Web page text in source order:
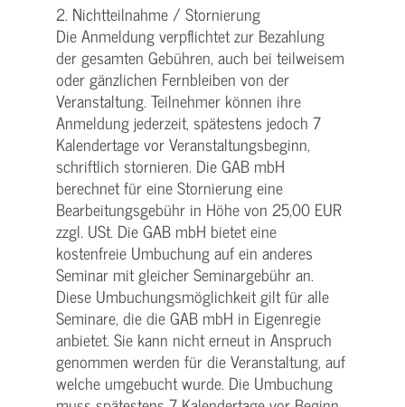
2. Nichtteilnahme / Stornierung
Die Anmeldung verpflichtet zur Bezahlung
der gesamten Gebühren, auch bei teilweisem
oder gänzlichen Fernbleiben von der
Veranstaltung. Teilnehmer können ihre
Anmeldung jederzeit, spätestens jedoch 7
Kalendertage vor Veranstaltungsbeginn,
schriftlich stornieren. Die GAB mbH
berechnet für eine Stornierung eine
Bearbeitungsgebühr in Höhe von 25,00 EUR
zzgl. USt. Die GAB mbH bietet eine
kostenfreie Umbuchung auf ein anderes
Seminar mit gleicher Seminargebühr an.
Diese Umbuchungsmöglichkeit gilt für alle
Seminare, die die GAB mbH in Eigenregie
anbietet. Sie kann nicht erneut in Anspruch
genommen werden für die Veranstaltung, auf
welche umgebucht wurde. Die Umbuchung